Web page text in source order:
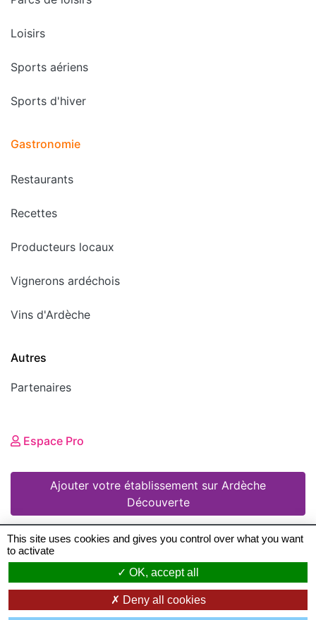
Loisirs
Sports aériens
Sports d'hiver
Gastronomie
Restaurants
Recettes
Producteurs locaux
Vignerons ardéchois
Vins d'Ardèche
Autres
Partenaires
Espace Pro
Ajouter votre établissement sur Ardèche
Découverte
© 2008 - 2026 Ardèche Découverte •
légales•Conditions Générales d'Utilisation•
This site uses cookies and gives you control over what you want
to activate
OK, accept all
Deny all cookies